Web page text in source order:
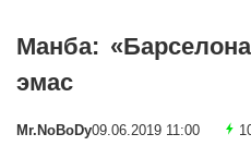
Манба:
эмас
Mr.NoBoDy09.06.2019 11:00